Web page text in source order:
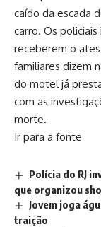
caído da escada
carro. Os
receberem o
familiares dizem
do motel já
com as
morte.
Ir para a fonte
Polícia do RJ
que organizou
Jovem joga
traição